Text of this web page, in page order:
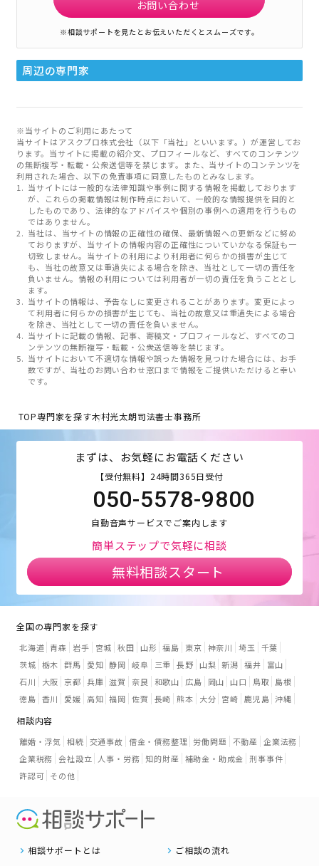
お問い合わせ
※相談サポートを見たとお伝えいただくとスムーズです。
周辺の専門家
※当サイトのご利用にあたって
当サイトはアスクプロ株式会社（以下「当社」といいます。）が運営してお
ります。当サイトに掲載の紹介文、プロフィールなど、すべてのコンテンツ
の無断複写・転載・公衆送信等を禁じます。また、当サイトのコンテンツを
利用された場合、以下の免責事項に同意したものとみなします。
当サイトには一般的な法律知識や事例に関する情報を掲載しております
が、これらの掲載情報は制作時点において、一般的な情報提供を目的と
したものであり、法律的なアドバイスや個別の事例への適用を行うもの
ではありません。
当社は、当サイトの情報の正確性の確保、最新情報への更新などに努め
ておりますが、当サイトの情報内容の正確性についていかなる保証も一
切致しません。当サイトの利用により利用者に何らかの損害が生じて
も、当社の故意又は重過失による場合を除き、当社として一切の責任を
負いません。情報の利用については利用者が一切の責任を負うこととし
ます。
当サイトの情報は、予告なしに変更されることがあります。変更によっ
て利用者に何らかの損害が生じても、当社の故意又は重過失による場合
を除き、当社として一切の責任を負いません。
当サイトに記載の情報、記事、寄稿文・プロフィールなど、すべてのコ
ンテンツの無断複写・転載・公衆送信等を禁じます。
当サイトにおいて不適切な情報や誤った情報を見つけた場合には、お手
数ですが、当社のお問い合わせ窓口まで情報をご提供いただけると幸い
です。
TOP専門家を探す木村光太朗司法書士事務所
まずは、お気軽にお電話ください
【受付無料】24時間365日受付
050-5578-9800
自動音声サービスでご案内します
簡単ステップで気軽に相談
無料相談スタート
全国の専門家を探す
北海道 青森 岩手 宮城 秋田 山形 福島 東京 神奈川 埼玉
千葉
茨城 栃木 群馬 愛知 静岡 岐阜 三重 長野 山梨 新潟 福井
富山
石川
大阪 京都 兵庫 滋賀 奈良 和歌山 広島 岡山 山口 鳥取
島根
徳島 香川 愛媛 高知 福岡 佐賀 長崎 熊本 大分 宮崎 鹿児島 沖縄
相談内容
離婚・浮気 相続 交通事故 借金・債務整理 労働問題 不動産 企業法務
企業税務 会社設立 人事・労務 知的財産 補助金・助成金 刑事事件
許認可 その他
相談サポートとは
ご相談の流れ